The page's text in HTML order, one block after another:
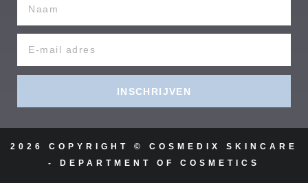
INSCHRIJVEN
2026 COPYRIGHT © COSMEDIX SKINCARE
- DEPARTMENT OF COSMETICS